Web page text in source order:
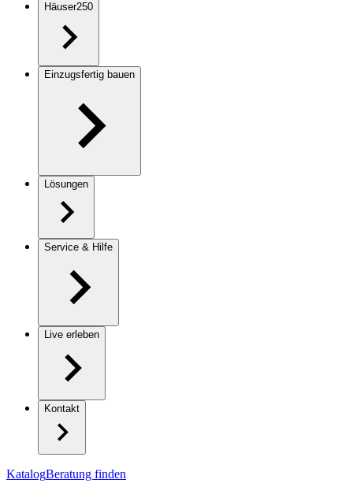
Häuser250
Einzugsfertig bauen
Lösungen
Service & Hilfe
Live erleben
Kontakt
KatalogBeratung finden